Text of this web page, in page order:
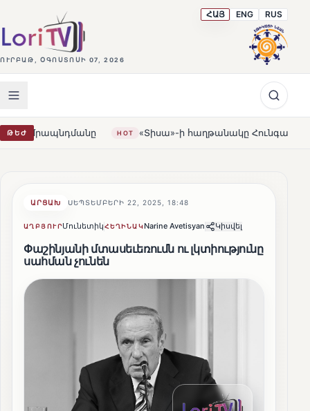
ՈՒՐԲԱԹ, ՕԳՈՍՏՈՍԻ 07, 2026
ՀԱՅ ENG RUS
ԹԵԺ HOT «Տիսա»-ի հաղթանակը Հունգարիայում․ Օրբանն
ԱՐՑԱԽ ՍԵՊՏԵՄԲԵՐԻ 22, 2025, 18:48
ԱՂԲՅՈՒՐՄունետիկՀԵՂԻՆԱԿNarine Avetisyan Կիսվել
Փաշինյանի մտասեւեռումն ու լկտիությունը
սահման չունեն